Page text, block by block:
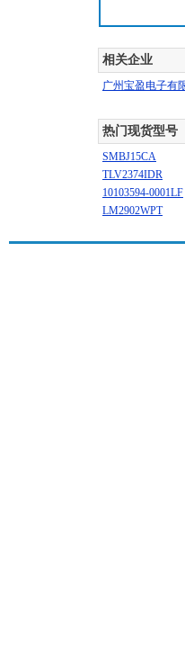
相关企业
广州宝盈电子有
热门现货型号
SMBJ15CA
TLV2374IDR
10103594-0001LF
LM2902WPT